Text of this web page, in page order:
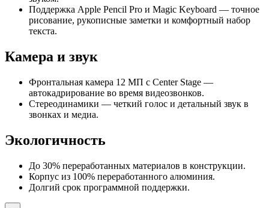
Поддержка Apple Pencil Pro и Magic Keyboard — точное
рисование, рукописные заметки и комфортный набор
текста.
Камера и звук
Фронтальная камера 12 МП с Center Stage —
автокадрирование во время видеозвонков.
Стереодинамики — четкий голос и детальный звук в
звонках и медиа.
Экологичность
До 30% переработанных материалов в конструкции.
Корпус из 100% переработанного алюминия.
Долгий срок программной поддержки.